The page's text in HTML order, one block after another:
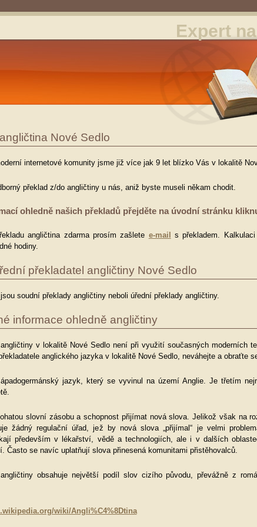
Expert
Nové Sedlo
internetové komunity jsme již více jak 9 let blízko Vás v lokalitě
překlad z/do angličtiny u nás, aniž byste museli někam chodit.
ohledně našich překladů přejděte na úvodní stránku
angličtina zdarma prosím zašlete e-mail
s překladem.
hodiny.
překladatel angličtiny Nové Sedlo
soudní překlady angličtiny neboli úřední překlady angličtiny.
informace ohledně angličtiny
v lokalitě Nové Sedlo není při využití současných moderních
anglického jazyka v lokalitě Nové Sedlo, neváhejte a obraťte
jazyk, který se vyvinul na území Anglie. Je třetím
slovní zásobu a schopnost přijímat nová slova. Jelikož však na
žádný regulační úřad, jež by nová slova „přijímal“ je velmi
především v lékařství, vědě a technologiích, ale i v dalších
Často se navíc uplatňují slova přinesená komunitami přistěhovalců.
obsahuje největší podíl slov cizího původu, převážně z
wiki/Angli%C4%8Dtina